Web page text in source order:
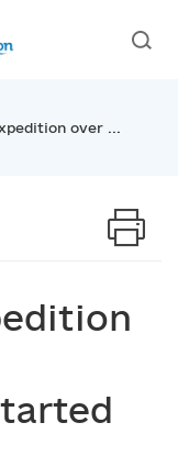
over ...